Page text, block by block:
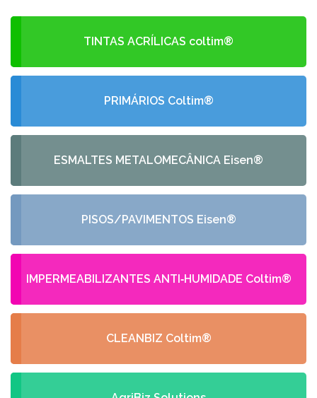
TINTAS ACRÍLICAS coltim®
PRIMÁRIOS Coltim®
ESMALTES METALOMECÂNICA Eisen®
PISOS/PAVIMENTOS Eisen®
IMPERMEABILIZANTES ANTI‑HUMIDADE Coltim®
CLEANBIZ Coltim®